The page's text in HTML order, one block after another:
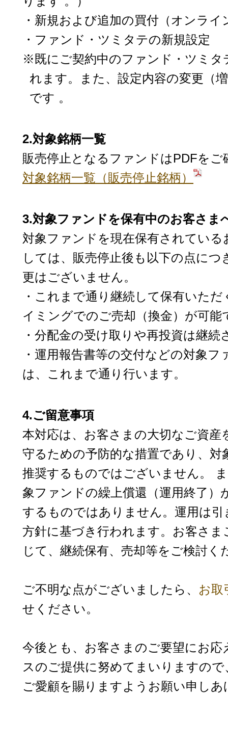
・新規および追加の買付（オンラ
・ファンド・ツミタテの新規設定
※既にご契約中のファンド・ツミタ
れます。また、設定内容の変更（
です 。
2.対象銘柄一覧
販売停止となるファンドはPDFをご
対象銘柄一覧（販売停止銘柄）
3.対象ファンドを保有中のお客さま
対象ファンドを現在保有されてい
しては、販売停止後も以下の点に
更はございません。
・これまで通り継続して保有いた
イミングでのご売却（換金）が可能
・分配金の受け取りや再投資は継続
・運用報告書等の交付などの対象
は、これまで通り行います。
4.ご留意事項
本対応は、お客さまの大切なご資産
守るための予防的な措置であり、
推奨するものではございません。
象ファンドの繰上償還（運用終了）
するものではありません。運用は引
方針に基づき行われます。お客さま
じて、継続保有、売却等をご検討く
ご不明な点がございましたら、 お取
せください。
今後とも、お客さまのご要望にお応
スのご提供に努めてまいりますの
ご愛顧を賜りますようお願い申しあ